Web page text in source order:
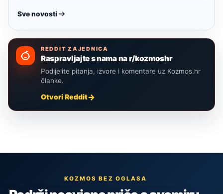
Sve novosti
REDDIT ZAJEDNICA
Raspravljajte s nama na r/kozmoshr
Podijelite pitanja, izvore i komentare uz Kozmos.hr
članke.
Otvori Reddit
KOZMOS BEZ OGLASA